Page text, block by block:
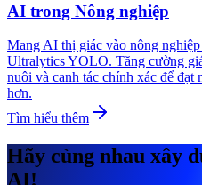
AI trong Nông nghiệp
Mang AI thị giác vào nông
Ultralytics YOLO. Tăng cường
nuôi và canh tác chính xác để đạt
hơn.
Tìm hiểu thêm
Hãy cùng nhau xây
AI!